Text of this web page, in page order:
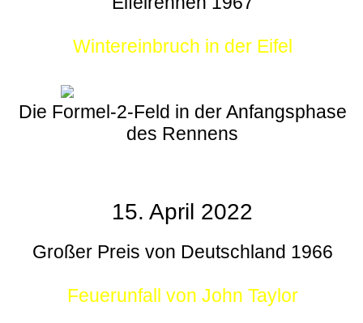
Wintereinbruch in der Eifel
Die Formel-2-Feld in der Anfangsphase
des Rennens
15. April 2022
Großer Preis von Deutschland 1966
Feuerunfall von John Taylor